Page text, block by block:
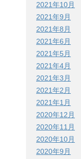
2021年10月
2021年9月
2021年8月
2021年6月
2021年5月
2021年4月
2021年3月
2021年2月
2021年1月
2020年12月
2020年11月
2020年10月
2020年9月